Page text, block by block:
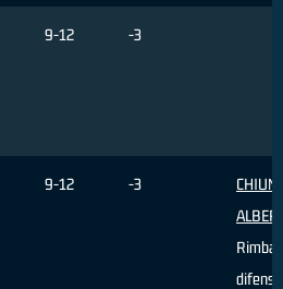
9-12 -3
9-12 -3